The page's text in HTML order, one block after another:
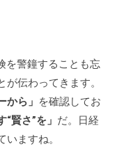
を警鐘することも忘
伝わってきます。
から」 を確認してお
賢さ”を」 だ。日経
ますね。